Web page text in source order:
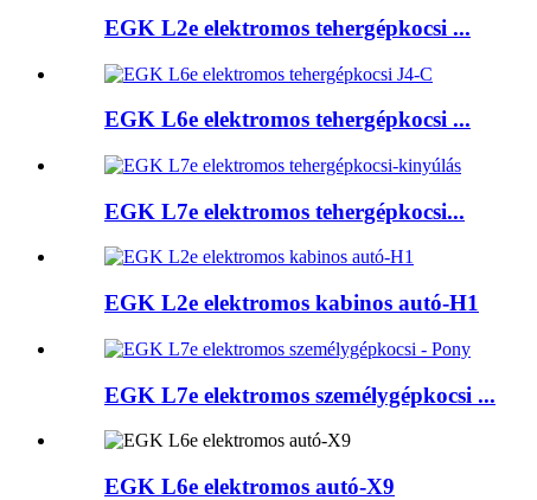
EGK L2e elektromos tehergépkocsi ...
EGK L6e elektromos tehergépkocsi ...
EGK L7e elektromos tehergépkocsi...
EGK L2e elektromos kabinos autó-H1
EGK L7e elektromos személygépkocsi ...
EGK L6e elektromos autó-X9